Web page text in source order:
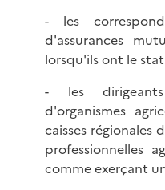
- les
d'assurances
lorsqu'ils ont le
- les
d'organismes
caisses régionales
professionnelles
comme exerçant